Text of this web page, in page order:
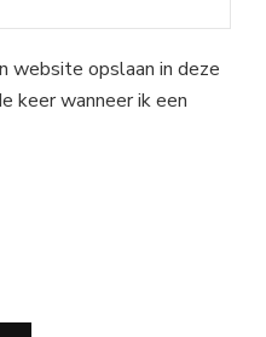
website opslaan in deze
keer wanneer ik een